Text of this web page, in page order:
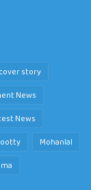
cover story
News
News
Mohanlal